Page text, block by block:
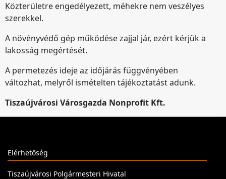
Közterületre engedélyezett, méhekre nem veszélyes
szerekkel.
A növényvédő gép működése zajjal jár, ezért kérjük a
lakosság megértését.
A permetezés ideje az időjárás függvényében
változhat, melyről ismételten tájékoztatást adunk.
Tiszaújvárosi Városgazda Nonprofit Kft.
Elérhetőség
Tiszaújvárosi Polgármesteri Hivatal